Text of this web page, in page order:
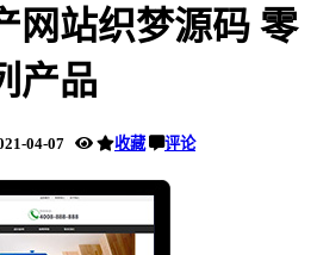
网站织梦源码 零
产品
04-07 收藏 评论